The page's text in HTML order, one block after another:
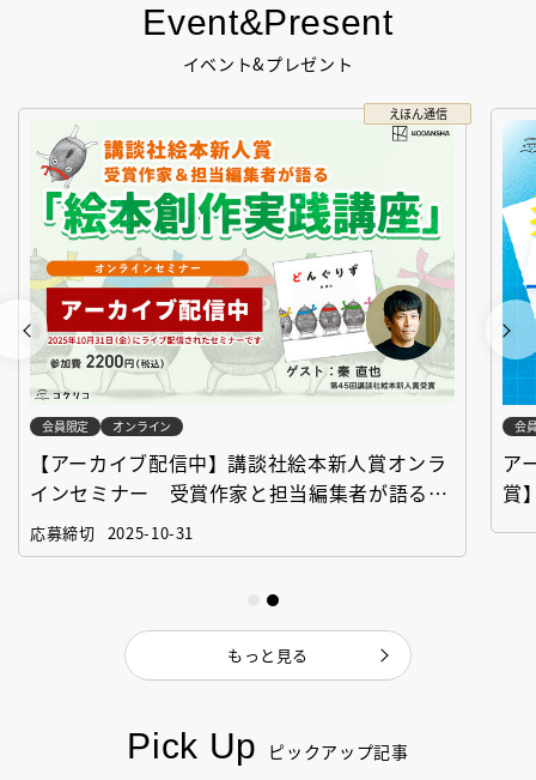
Pick Up ピックアップ記事
Event&Present
イベント&プレゼント
えほん通信
会員限定 オンライン
【アーカイブ配信中】講談社絵本新人賞オンラ
インセミナー 受賞作家と担当編集者が語る
「絵本創作実践講座」
応募締切 2025-10-31
会
ア
賞
もっと見る